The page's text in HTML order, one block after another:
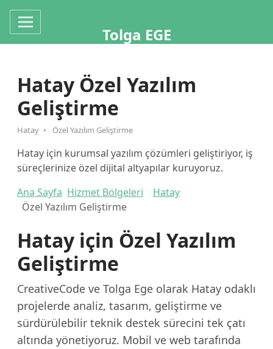
Tolga EGE
Hatay Özel Yazılım
Geliştirme
Hatay Özel Yazılım Geliştirme
Hatay için kurumsal yazılım çözümleri geliştiriyor, iş
süreçlerinize özel dijital altyapılar kuruyoruz.
Ana Sayfa Hizmet Bölgeleri
Hatay
Özel Yazılım Geliştirme
Hatay için Özel Yazılım
Geliştirme
CreativeCode ve Tolga Ege olarak Hatay odaklı
projelerde analiz, tasarım, geliştirme ve
sürdürülebilir teknik destek sürecini tek çatı
altında yönetiyoruz. Mobil ve web tarafında